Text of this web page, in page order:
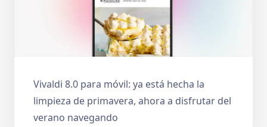
Vivaldi 8.0 para móvil: ya está hecha la
limpieza de primavera, ahora a disfrutar del
verano navegando